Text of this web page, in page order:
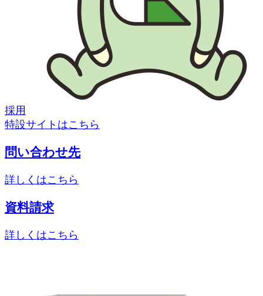
採用
特設サイトはこちら
問い合わせ先
詳しくはこちら
資料請求
詳しくはこちら